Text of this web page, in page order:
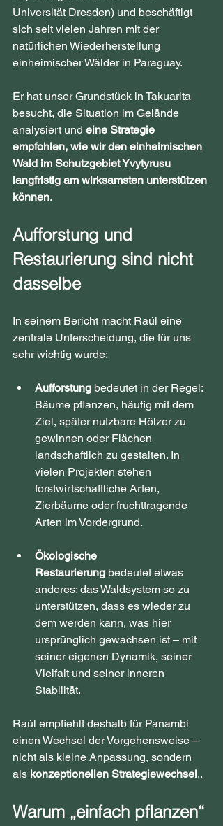
Universität Dresden) und beschäftigt
sich seit vielen Jahren mit der
natürlichen Wiederherstellung
einheimischer Wälder in Paraguay.
Er hat unser Grundstück in Takuarita
besucht, die Situation im Gelände
analysiert und eine Strategie
empfohlen, wie wir den einheimischen
Wald im Schutzgebiet Yvytyrusu
langfristig am wirksamsten unterstützen
können.
Aufforstung und
Restaurierung sind nicht
dasselbe
In seinem Bericht macht Raúl eine
zentrale Unterscheidung, die für uns
sehr wichtig wurde:
Aufforstung bedeutet in der Regel:
Bäume pflanzen, häufig mit dem
Ziel, später nutzbare Hölzer zu
gewinnen oder Flächen
landschaftlich zu gestalten. In
vielen Projekten stehen
forstwirtschaftliche Arten,
Zierbäume oder fruchttragende
Arten im Vordergrund.
Ökologische
Restaurierung bedeutet etwas
anderes: das Waldsystem so zu
unterstützen, dass es wieder zu
dem werden kann, was hier
ursprünglich gewachsen ist – mit
seiner eigenen Dynamik, seiner
Vielfalt und seiner inneren
Stabilität.
Raúl empfiehlt deshalb für Panambi
einen Wechsel der Vorgehensweise –
nicht als kleine Anpassung, sondern
als konzeptionellen Strategiewechsel..
Warum „einfach pflanzen“